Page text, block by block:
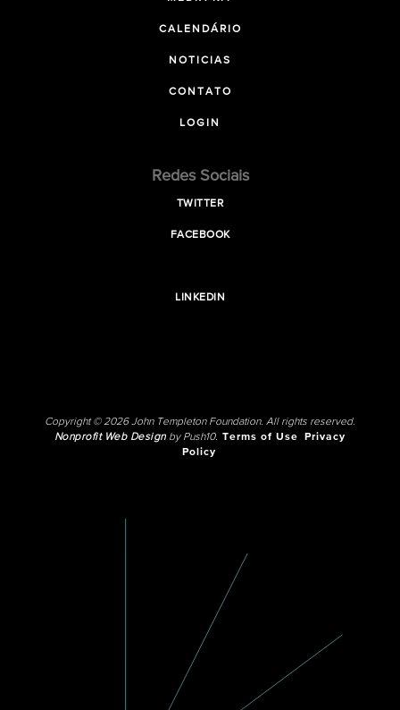
CALENDÁRIO
NOTICIAS
CONTATO
LOGIN
Redes Sociais
TWITTER
FACEBOOK
LINKEDIN
Copyright © 2026 John Templeton Foundation. All rights reserved.
Nonprofit Web Designby Push10. Terms of Use
Privacy
Policy